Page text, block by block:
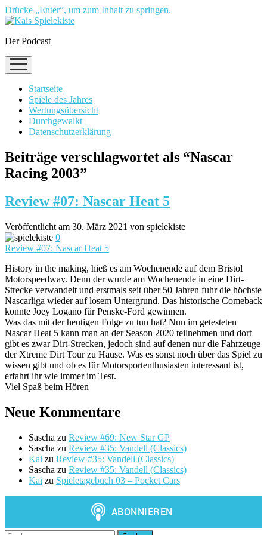
Drücke „Enter”, um zum Inhalt zu springen.
Der Podcast
Menü
öffnen
Startseite
Spiele des Jahres
Wertungsübersicht
Durchgewalkt
Datenschutzerklärung
Beiträge verschlagwortet als “Nascar
Racing 2003”
Review #07: Nascar Heat 5
Veröffentlicht am 30. März 2021 von spielekiste
0
Review #07: Nascar Heat 5
History in the making, hieß es am Wochenende auf dem Bristol
Motorspeedway. Denn der wurde am Wochenende in eine Dirt-
Strecke verwandelt und erstmals seit über 50 Jahren fuhr die höchste
Nascarliga wieder auf losem Untergrund. Das historische Comeback
konnte Joey Logano für Penske-Ford gewinnen.
Was das mit der heutigen Folge zu tun hat? Nun im getesteten
Nascar Heat 5 kann man an der Season 2020 teilnehmen und dort
gibt es zwar Dirt-Strecken, jedoch sind auf denen nur die Fahrzeuge
der Xtreme Dirt Tour zu Hause. Was es sonst noch über das Spiel zu
wissen gibt und ob es für Motorsportenthusiasten interessant ist,
erfahrt ihr wie immer im Test.
Viel Spaß beim Hören
Neue Kommentare
Sascha zu Review #69: New Star GP
Sascha zu Review #35: Vandell (Classics)
Kai zu Review #35: Vandell (Classics)
Sascha zu Review #35: Vandell (Classics)
Kai zu Spieletagebuch 03 – Pocket Cars